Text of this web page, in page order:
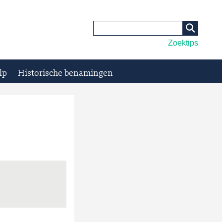
Zoektips
Historische benamingen